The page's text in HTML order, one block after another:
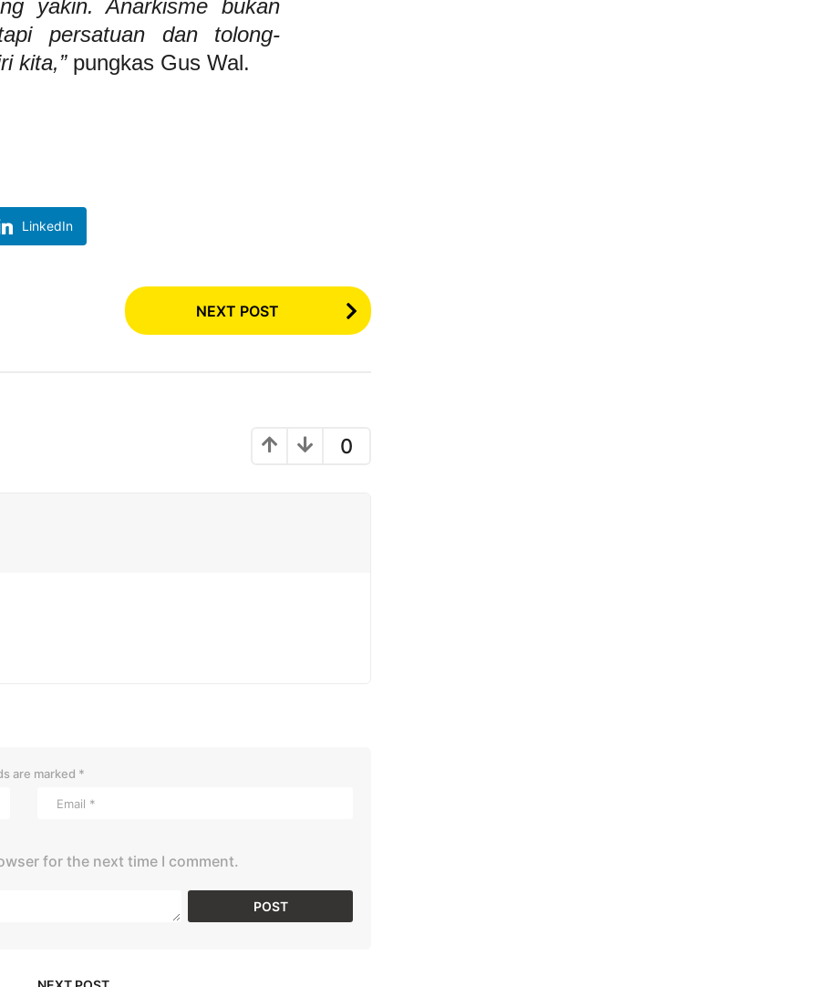
yakin. Anarkisme bukan
persatuan dan tolong-
kita,”pungkas Gus Wal.
LinkedIn
NEXT POST
0
are marked *
for the next time I comment.